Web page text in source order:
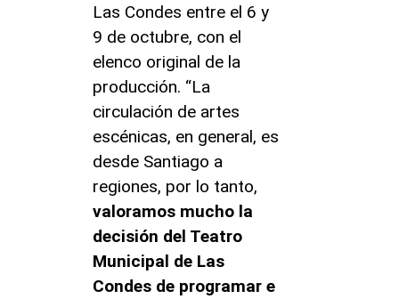
Las Condes entre el 6 y
9 de octubre, con el
elenco original de la
producción. “La
circulación de artes
escénicas, en general, es
desde Santiago a
regiones, por lo tanto,
valoramos mucho la
decisión del Teatro
Municipal de Las
Condes de programar e